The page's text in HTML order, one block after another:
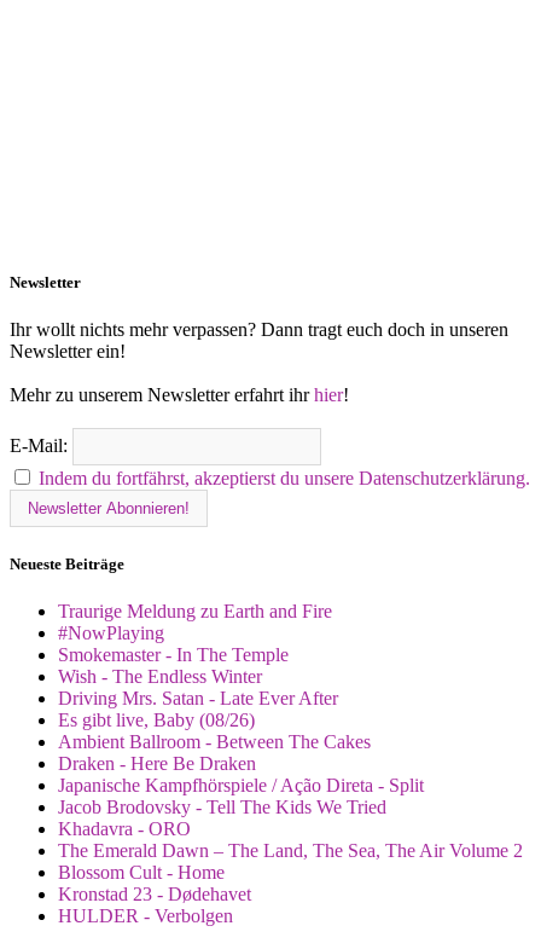
Newsletter
Ihr wollt nichts mehr verpassen? Dann tragt euch doch in unseren
Newsletter ein!
Mehr zu unserem Newsletter erfahrt ihrhier!
E-Mail:
Indem du fortfährst, akzeptierst du unsere Datenschutzerklärung.
Neueste Beiträge
Traurige Meldung zu Earth and Fire
#NowPlaying
Smokemaster - In The Temple
Wish - The Endless Winter
Driving Mrs. Satan - Late Ever After
Es gibt live, Baby (08/26)
Ambient Ballroom - Between The Cakes
Draken - Here Be Draken
Japanische Kampfhörspiele / Ação Direta - Split
Jacob Brodovsky - Tell The Kids We Tried
Khadavra - ORO
The Emerald Dawn – The Land, The Sea, The Air Volume 2
Blossom Cult - Home
Kronstad 23 - Dødehavet
HULDER - Verbolgen